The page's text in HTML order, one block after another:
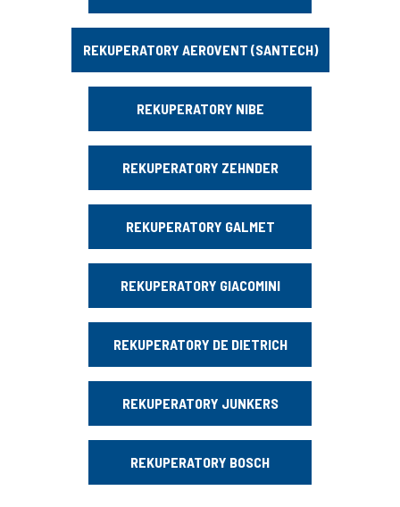
REKUPERATORY AEROVENT (SANTECH)
REKUPERATORY NIBE
REKUPERATORY ZEHNDER
REKUPERATORY GALMET
REKUPERATORY GIACOMINI
REKUPERATORY DE DIETRICH
REKUPERATORY JUNKERS
REKUPERATORY BOSCH